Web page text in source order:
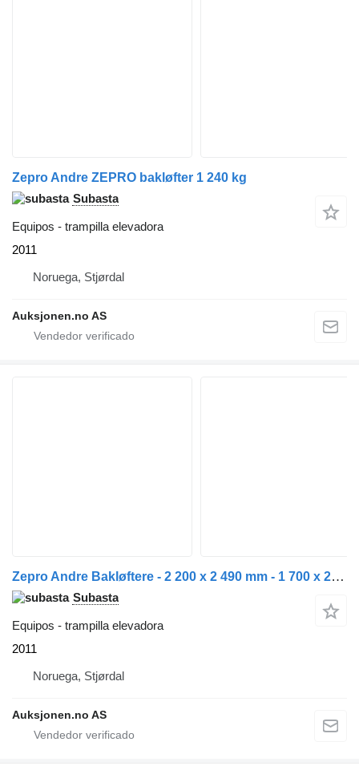
Zepro Andre ZEPRO bakløfter 1 240 kg
Subasta
Equipos - trampilla elevadora
2011
Noruega, Stjørdal
Auksjonen.no AS
Zepro Andre Bakløftere - 2 200 x 2 490 mm - 1 700 x 2 490 mm
Subasta
Equipos - trampilla elevadora
2011
Noruega, Stjørdal
Auksjonen.no AS